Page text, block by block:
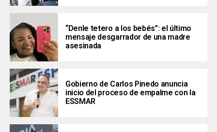
“Denle tetero a los bebés”: el último
mensaje desgarrador de una madre
asesinada
Gobierno de Carlos Pinedo anuncia
inicio del proceso de empalme con la
ESSMAR